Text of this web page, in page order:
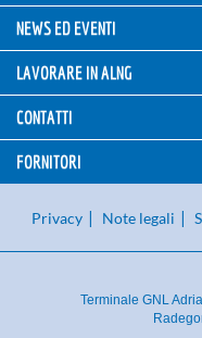
NEWS ED EVENTI
LAVORARE IN ALNG
CONTATTI
FORNITORI
Privacy Note legali
Terminale GNL